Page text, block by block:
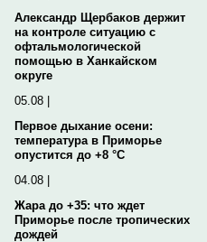
Александр Щербаков держит
на контроле ситуацию с
офтальмологической
помощью в Ханкайском
округе
05.08 |
Первое дыхание осени:
температура в Приморье
опустится до +8 °C
04.08 |
Жара до +35: что ждет
Приморье после тропических
дождей